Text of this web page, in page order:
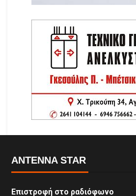
ANTENNA STAR
Επιστροφή στο ραδιόφωνο